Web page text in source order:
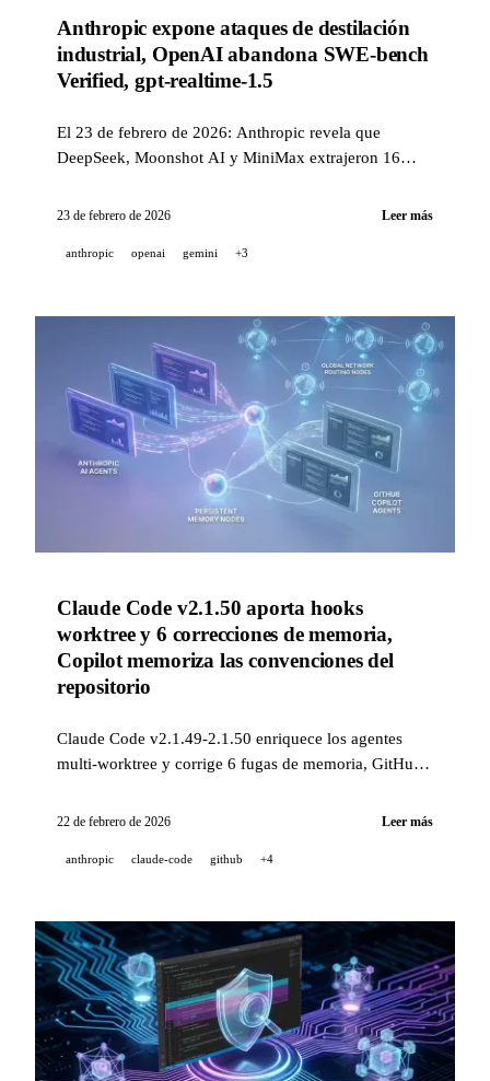
Anthropic expone ataques de destilación
industrial, OpenAI abandona SWE-bench
Verified, gpt-realtime-1.5
El 23 de febrero de 2026: Anthropic revela que
DeepSeek, Moonshot AI y MiniMax extrajeron 16
fraudulentas para destilar a Claude; OpenAI abandona
recomienda SWE-bench Pro; gpt-realtime-1.5,
23 de febrero de 2026 Leer más
anthropic openai gemini +3
Claude Code v2.1.50 aporta hooks
worktree y 6 correcciones de memoria,
Copilot memoriza las convenciones del
repositorio
Claude Code v2.1.49-2.1.50 enriquece los agentes
multi-worktree y corrige 6 fugas de memoria, GitHub
y ElevenLabs reduce la latencia TTS en un 40% el 22
22 de febrero de 2026 Leer más
anthropic claude-code github +4